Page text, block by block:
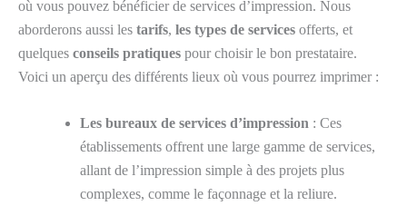
où vous pouvez bénéficier de services d’impression. Nous
aborderons aussi les tarifs, les types de services offerts, et
quelques conseils pratiques pour choisir le bon prestataire.
Voici un aperçu des différents lieux où vous pourrez imprimer :
Les bureaux de services d’impression : Ces
établissements offrent une large gamme de services,
allant de l’impression simple à des projets plus
complexes, comme le façonnage et la reliure.